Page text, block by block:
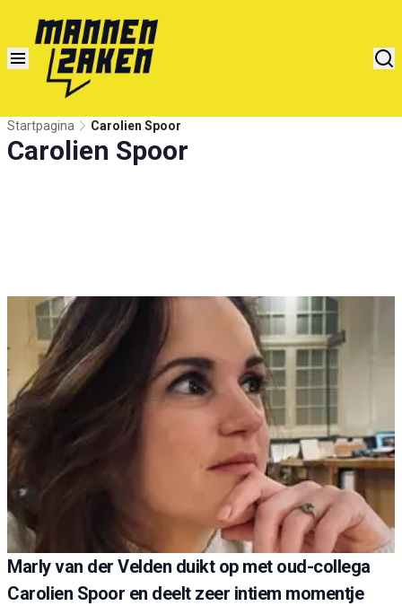
Startpagina Carolien Spoor
Carolien Spoor
Marly van der Velden duikt op met oud-collega
Carolien Spoor en deelt zeer intiem momentje